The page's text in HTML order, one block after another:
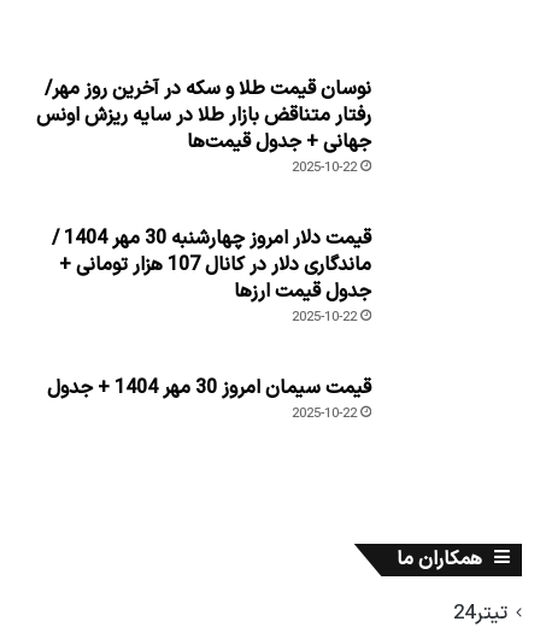
نوسان قیمت طلا و سکه در آخرین روز مهر/
رفتار متناقض بازار طلا در سایه ریزش اونس
جهانی + جدول قیمت‌ها
2025-10-22
قیمت دلار امروز چهارشنبه 30 مهر 1404 /
ماندگاری دلار در کانال 107 هزار تومانی +
جدول قیمت ارزها
2025-10-22
قیمت سیمان امروز 30 مهر 1404 + جدول
2025-10-22
همکاران ما
تیتر24